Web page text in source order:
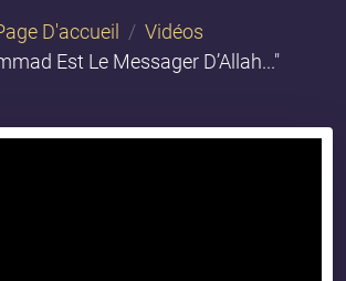
D'accueil
Vidéos
Est Le Messager D’Allah..."